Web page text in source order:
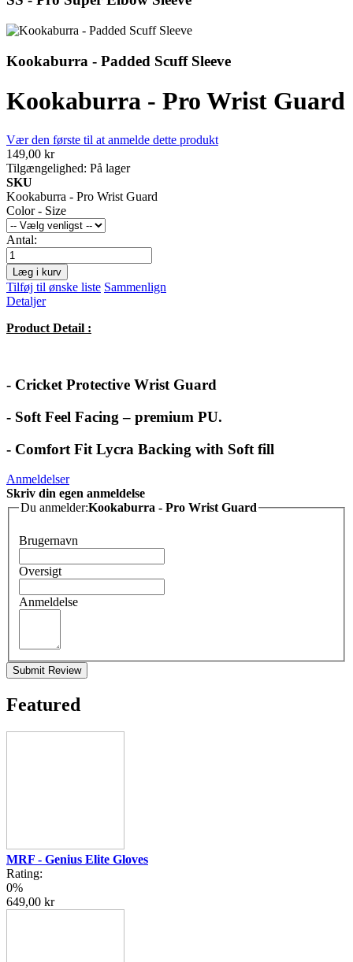
Kookaburra - Padded Scuff Sleeve
Kookaburra - Pro Wrist Guard
Vær den første til at anmelde dette produkt
149,00 kr
Tilgængelighed: På lager
SKU
Kookaburra - Pro Wrist Guard
Color - Size
Antal:
Læg i kurv
Tilføj til ønske liste Sammenlign
Detaljer
Product Detail :
- Cricket Protective Wrist Guard
- Soft Feel Facing – premium PU.
- Comfort Fit Lycra Backing with Soft fill
Anmeldelser
Skriv din egen anmeldelse
Du anmelder:
Kookaburra - Pro Wrist Guard
Brugernavn
Oversigt
Anmeldelse
Submit Review
Featured
MRF - Genius Elite Gloves
Rating:
0%
649,00 kr